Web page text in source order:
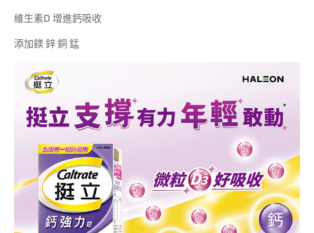
維生素D 增進鈣吸收
添加鎂 鋅 銅 錳